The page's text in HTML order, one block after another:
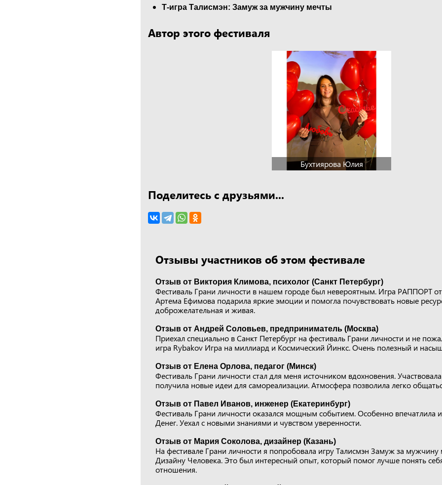
Т-игра Талисмэн: Замуж за мужчину мечты
Автор этого фестиваля
Бухтиярова Юлия
Поделитесь с друзьями...
Отзывы участников об этом фестивале
Отзыв от Виктория Климова, психолог (Санкт Петербург)
Фестиваль Грани личности в нашем городе был невероятным. Игра РАППОРТ от
Артема Ефимова подарила яркие эмоции и помогла почувствовать новые
доброжелательная и живая.
Отзыв от Андрей Соловьев, предприниматель (Москва)
Приехал специально в Санкт Петербург на фестиваль Грани личности и не
игра Rybakov Игра на миллиард и Космический Йинкс. Очень полезный и
Отзыв от Елена Орлова, педагог (Минск)
Фестиваль Грани личности стал для меня источником вдохновения.
получила новые идеи для самореализации. Атмосфера позволила легко
Отзыв от Павел Иванов, инженер (Екатеринбург)
Фестиваль Грани личности оказался мощным событием. Особенно впечатлила
Денег. Уехал с новыми знаниями и чувством уверенности.
Отзыв от Мария Соколова, дизайнер (Казань)
На фестивале Грани личности я попробовала игру Талисмэн Замуж за
Дизайну Человека. Это был интересный опыт, который помог лучше понять
отношения.